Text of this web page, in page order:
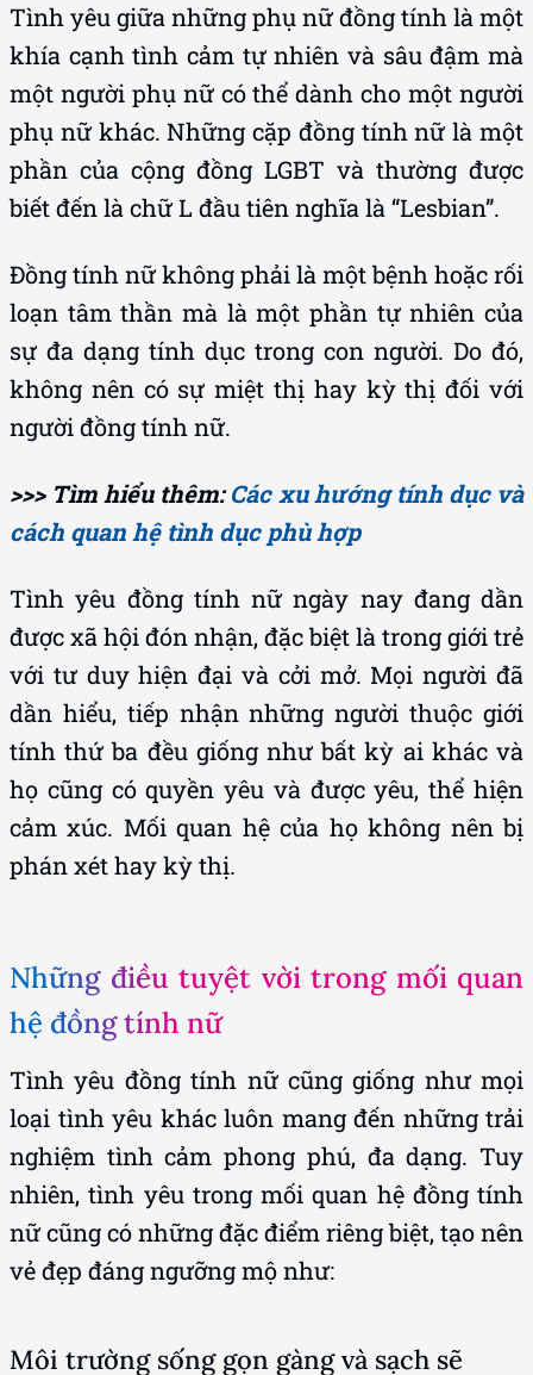
Tình yêu giữa những phụ nữ đồng tính là một
khía cạnh tình cảm tự nhiên và sâu đậm mà
một người phụ nữ có thể dành cho một người
phụ nữ khác. Những cặp đồng tính nữ là một
phần của cộng đồng LGBT và thường được
biết đến là chữ L đầu tiên nghĩa là “Lesbian”.
Đồng tính nữ không phải là một bệnh hoặc rối
loạn tâm thần mà là một phần tự nhiên của
sự đa dạng tính dục trong con người. Do đó,
không nên có sự miệt thị hay kỳ thị đối với
người đồng tính nữ.
>>> Tìm hiểu thêm:Các xu hướng tính dục và
cách quan hệ tình dục phù hợp
Tình yêu đồng tính nữ ngày nay đang dần
được xã hội đón nhận, đặc biệt là trong giới trẻ
với tư duy hiện đại và cởi mở. Mọi người đã
dần hiểu, tiếp nhận những người thuộc giới
tính thứ ba đều giống như bất kỳ ai khác và
họ cũng có quyền yêu và được yêu, thể hiện
cảm xúc. Mối quan hệ của họ không nên bị
phán xét hay kỳ thị.
Những điều tuyệt vời trong mối quan
hệ đồng tính nữ
Tình yêu đồng tính nữ cũng giống như mọi
loại tình yêu khác luôn mang đến những trải
nghiệm tình cảm phong phú, đa dạng. Tuy
nhiên, tình yêu trong mối quan hệ đồng tính
nữ cũng có những đặc điểm riêng biệt, tạo nên
vẻ đẹp đáng ngưỡng mộ như:
Môi trường sống gọn gàng và sạch sẽ